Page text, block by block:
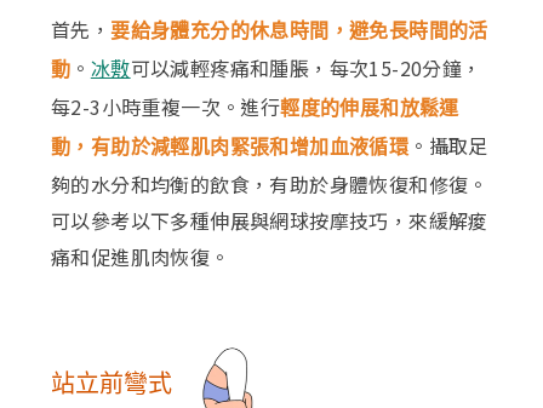
首先，要給身體充分的休息時間，避免長時間的活
動 。 冰敷可以減輕疼痛和腫脹，每次15-20分鐘，
每2-3小時重複一次。進行輕度的伸展和放鬆運
動，有助於減輕肌肉緊張和增加血液循環 。攝取足
夠的水分和均衡的飲食，有助於身體恢復和修復。
可以參考以下多種伸展與網球按摩技巧，來緩解痠
痛和促進肌肉恢復。
站立前彎式